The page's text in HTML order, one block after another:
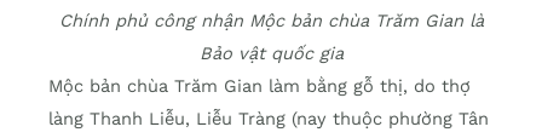
Chính phủ công nhận Mộc bản chùa Trăm Gian là
Bảo vật quốc gia
Mộc bản chùa Trăm Gian làm bằng gỗ thị, do thợ
làng Thanh Liễu, Liễu Tràng (nay thuộc phường Tân